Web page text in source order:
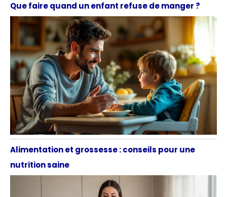
Que faire quand un enfant refuse de manger ?
Alimentation et grossesse : conseils pour une
nutrition saine